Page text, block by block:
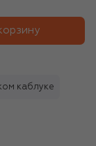
каблуке